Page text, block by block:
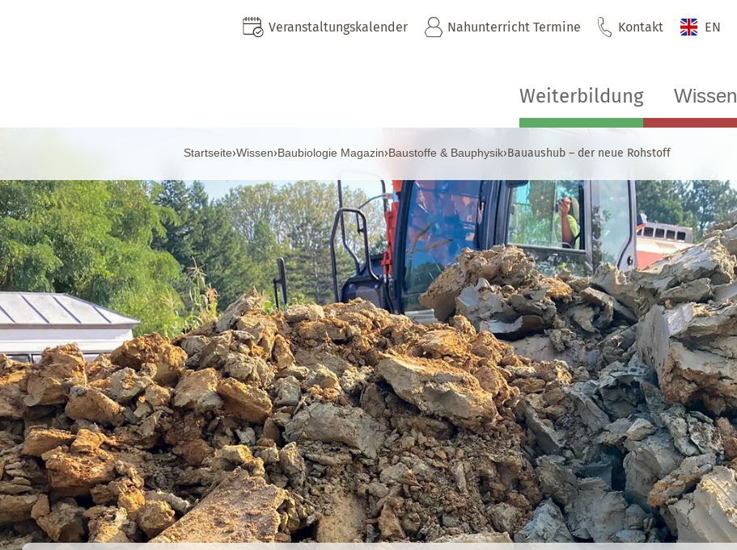
Veranstaltungskalender Nahunterricht Termine Kontakt EN
Weiterbildung Wissen
Startseite›Wissen›Baubiologie Magazin›Baustoffe & Bauphysik›Bauaushub – der neue Rohstoff